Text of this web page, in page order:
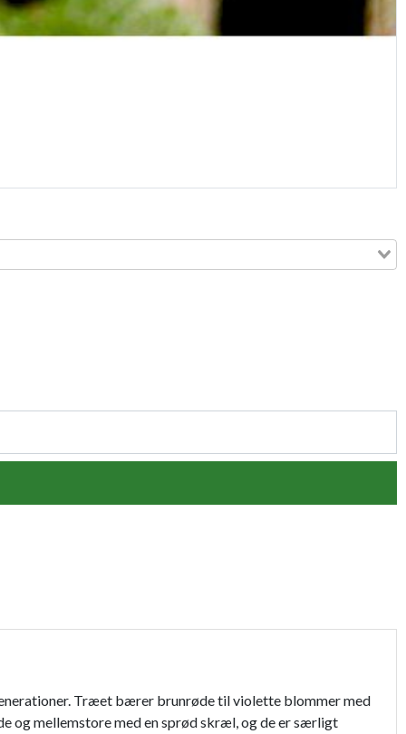
Træet bærer brunrøde til violette blommer med
og mellemstore med en sprød skræl, og de er særligt